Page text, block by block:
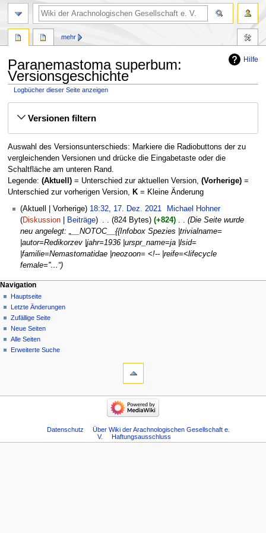
Hilfe
Paranemastoma superbum:
Versionsgeschichte
Logbücher dieser Seite anzeigen
Navigation
SucheVersionen filtern
Auswahl des Versionsunterschieds: Markiere die Radiobuttons der zu
vergleichenden Versionen und drücke die Eingabetaste oder die
Schaltfläche am unteren Rand.
Legende: (Aktuell)= Unterschied zur aktuellen Version, (Vorherige)=
Unterschied zur vorherigen Version, K= Kleine Änderung
17.
Dezember
2021
Aktuell Vorherige 18:32, 17. Dez. 2021
Michael Hohner
Diskussion
Beiträge 824 Bytes +824 ‎
Die Seite wurde
neu angelegt: „__NOTOC__{{Infobox Spezies |trivialname=
|autor=Redikorzev |jahr=1936 |urspr_name=ja |lsid=
|familie=Nemastomatidae |neozoon= <!-- |reife=<lifecycle
female=''…“
mehr
Navigation
Hauptseite
Letzte Änderungen
Zufällige Seite
Neue Seiten
Alle Seiten
Erweiterte Suche
Datenschutz
Über Wiki der Arachnologischen Gesellschaft e.
V.
Haftungsausschluss